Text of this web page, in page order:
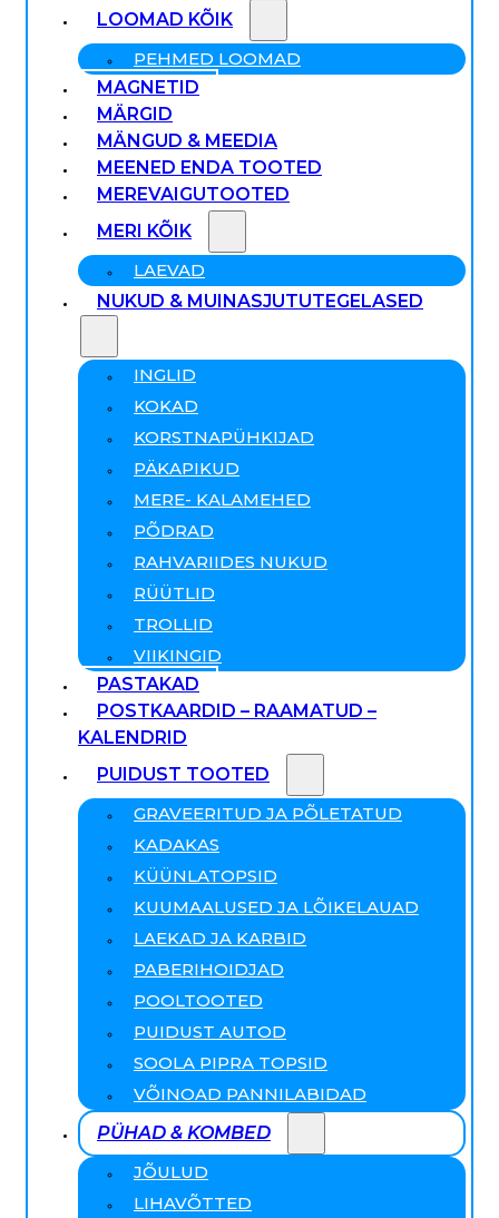
LOOMAD KÕIK
PEHMED LOOMAD
MAGNETID
MÄRGID
MÄNGUD & MEEDIA
MEENED ENDA TOOTED
MEREVAIGUTOOTED
MERI KÕIK
LAEVAD
NUKUD & MUINASJUTUTEGELASED
INGLID
KOKAD
KORSTNAPÜHKIJAD
PÄKAPIKUD
MERE- KALAMEHED
PÕDRAD
RAHVARIIDES NUKUD
RÜÜTLID
TROLLID
VIIKINGID
PASTAKAD
POSTKAARDID – RAAMATUD –
KALENDRID
PUIDUST TOOTED
GRAVEERITUD JA PÕLETATUD
KADAKAS
KÜÜNLATOPSID
KUUMAALUSED JA LÕIKELAUAD
LAEKAD JA KARBID
PABERIHOIDJAD
POOLTOOTED
PUIDUST AUTOD
SOOLA PIPRA TOPSID
VÕINOAD PANNILABIDAD
PÜHAD & KOMBED
JÕULUD
LIHAVÕTTED